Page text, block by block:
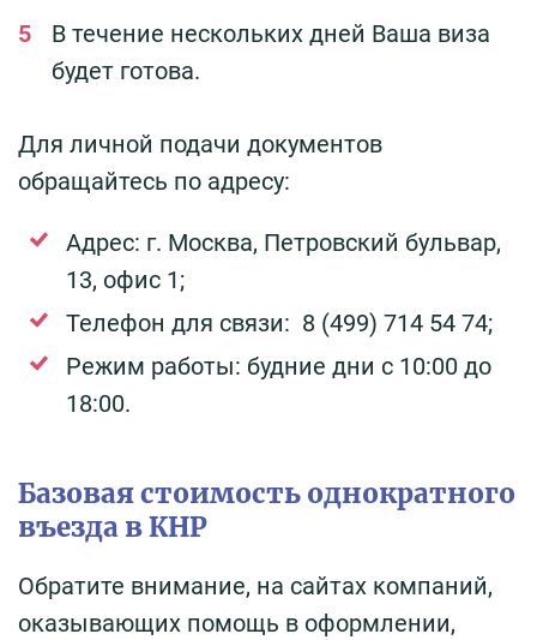
В течение нескольких дней Ваша виза
будет готова.
Для личной подачи документов
обращайтесь по адресу:
Адрес: г. Москва, Петровский бульвар,
13, офис 1;
Телефон для связи: 8 (499) 714 54 74;
Режим работы: будние дни с 10:00 до
18:00.
Базовая стоимость однократного
въезда в КНР
Обратите внимание, на сайтах компаний,
оказывающих помощь в оформлении,